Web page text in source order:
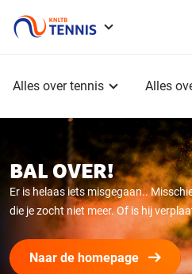
Alles over tennis Alles
BAL OVER!
Er is helaas iets misgegaan..
die je zocht niet meer. Of is hij
Naar de homepage